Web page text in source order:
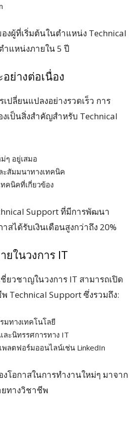
งผู้ที่เริ่มต้นในตำแหน่ง Technical
ำแหน่งภายใน 5 ปี
ย่างต่อเนื่อง
ปลี่ยนแปลงอย่างรวดเร็ว การ
เป็นสิ่งสำคัญสำหรับ Technical
ๆ อยู่เสมอ
ะสัมมนาทางเทคนิค
ทคนิคที่เกี่ยวข้อง
Support ที่มีการพัฒนา
สได้รับเงินเดือนสูงกว่าถึง 20%
ยในวงการ IT
ยวชาญในวงการ IT สามารถเปิด
Technical Support ซึ่งรวมถึง:
มทางเทคโนโลยี
ละนิทรรศการทาง IT
พลตฟอร์มออนไลน์เช่น LinkedIn
โอกาสในการทำงานใหม่ๆ มาจาก
ทางวิชาชีพ